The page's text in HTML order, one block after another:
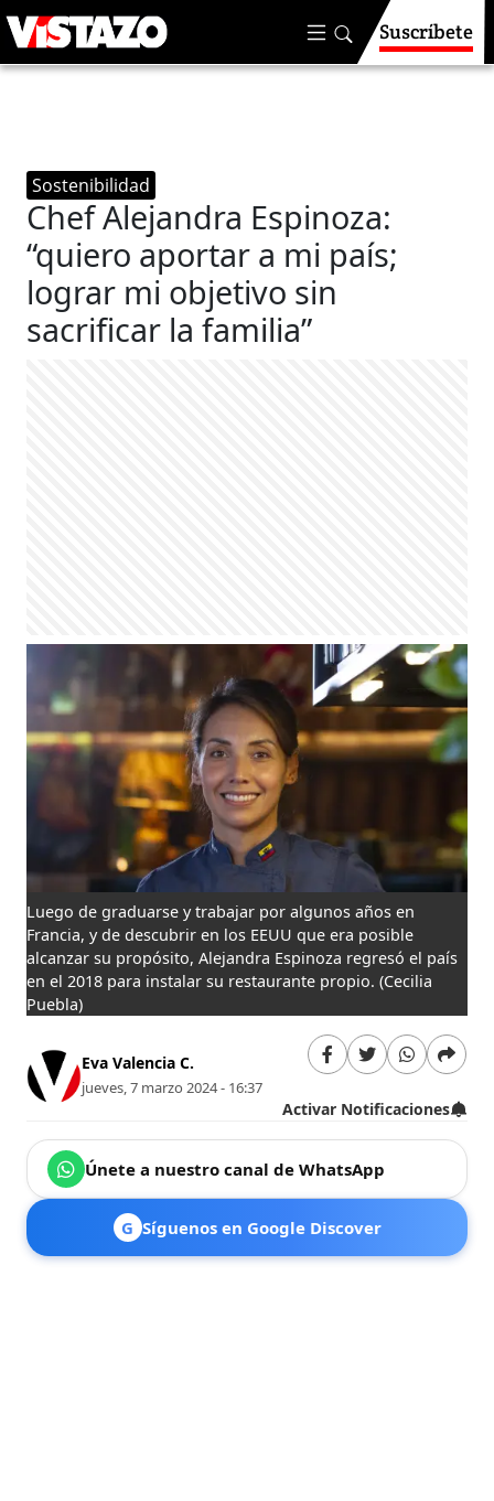
Suscríbete
Sostenibilidad
Chef Alejandra Espinoza:
“quiero aportar a mi país;
lograr mi objetivo sin
sacrificar la familia”
Luego de graduarse y trabajar por algunos años en
Francia, y de descubrir en los EEUU que era posible
alcanzar su propósito, Alejandra Espinoza regresó el país
en el 2018 para instalar su restaurante propio. (Cecilia
Puebla)
Eva Valencia C.
jueves, 7 marzo 2024 - 16:37
Activar Notificaciones
Únete a nuestro canal de WhatsApp
G Síguenos en Google Discover